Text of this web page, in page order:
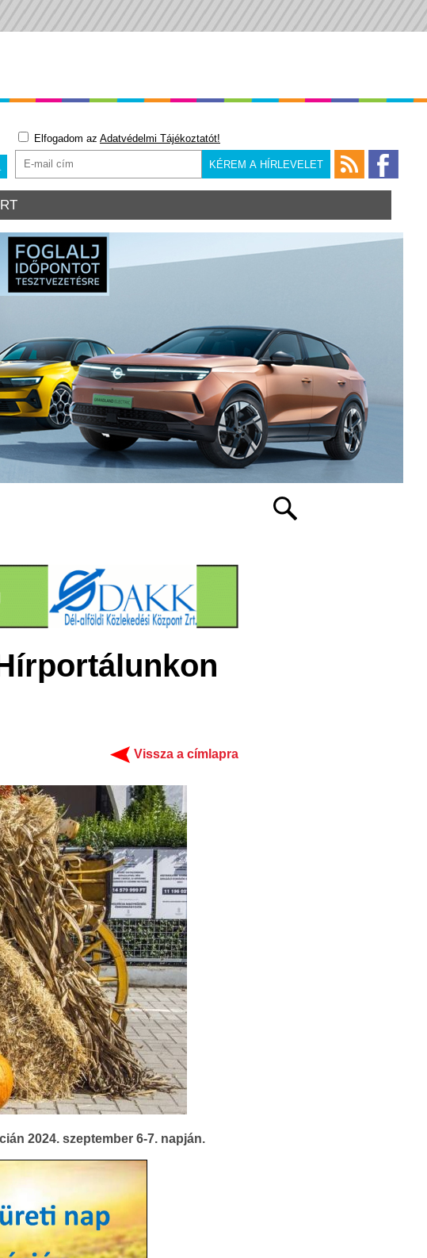
Elfogadom az Adatvédelmi Tájékoztatót!
Vissza a címlapra
2024. szeptember 6-7. napján.